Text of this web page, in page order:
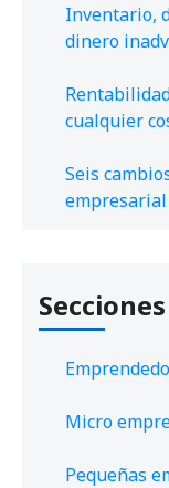
Inventario,
dinero
cualquier
Seis
empresarial
Secciones
Micro
Pequeñas